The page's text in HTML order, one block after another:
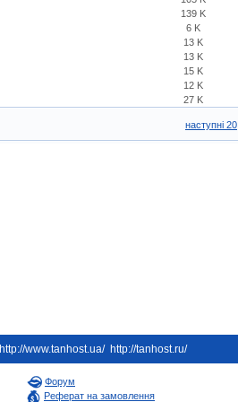
139 K
6 K
13 K
13 K
15 K
12 K
27 K
наступні 20
http://www.tanhost.ua/ http://tanhost.ru/
Форум
Реферат на замовлення